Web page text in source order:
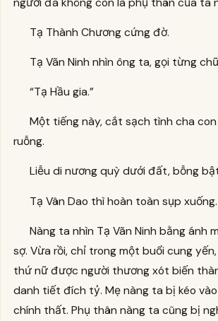
Tạ Thành Chương cứng đờ.
Tạ Vãn Ninh nhìn ông ta, gọi từng
“Tạ Hầu gia.”
Một tiếng này, cắt sạch tình cha
ruỗng.
Liễu di nương quỳ dưới đất, bỗng
Tạ Vân Dao thì hoàn toàn sụp xuống.
Nàng ta nhìn Tạ Vãn Ninh bằng ánh
sợ. Vừa rồi, chỉ trong một buổi cung
thứ nữ được người thương xót biến
danh tiết đích tỷ. Mẹ nàng ta bị kéo
chính thất. Phụ thân nàng ta cũng bị